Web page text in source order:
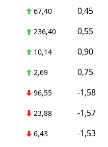
67,40 0,45
236,40 0,55
10,14 0,90
2,69 0,75
96,55 -1,58
23,88 -1,57
6,43 -1,53